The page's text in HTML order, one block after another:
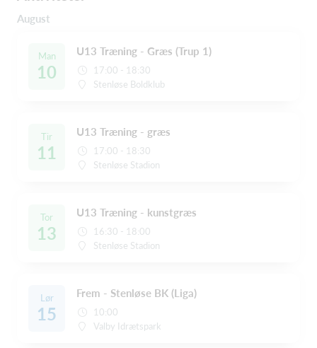
August
Man
10
U13 Træning - Græs (Trup 1)
17:00 - 18:30
Stenløse Boldklub
Tir
11
U13 Træning - græs
17:00 - 18:30
Stenløse Stadion
Tor
13
U13 Træning - kunstgræs
16:30 - 18:00
Stenløse Stadion
Lør
15
Frem - Stenløse BK (Liga)
10:00
Valby Idrætspark